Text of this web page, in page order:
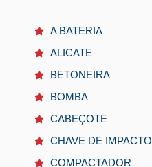
A BATERIA
ALICATE
BETONEIRA
BOMBA
CABEÇOTE
CHAVE DE IMPACTO
COMPACTADOR